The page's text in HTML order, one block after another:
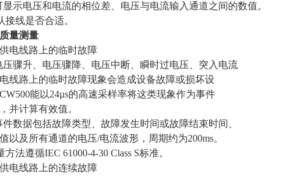
示电压和电流的相位差、电压与电流输入通道之间的数值。
接线是否合适。
量测量
电线路上的临时故障
骤升、电压骤降、电压中断、瞬时过电压、突入电流
线路上的临时故障现象会造成设备故障或损坏设
能以24µs的高速采样率将这类现象作为事件
并计算有效值。
数据包括故障类型、故障发生时间或故障结束时间、
以及所有通道的电压/电流波形，周期约为200ms。
方法遵循IEC 61000-4-30 Class S标准。
电线路上的连续故障